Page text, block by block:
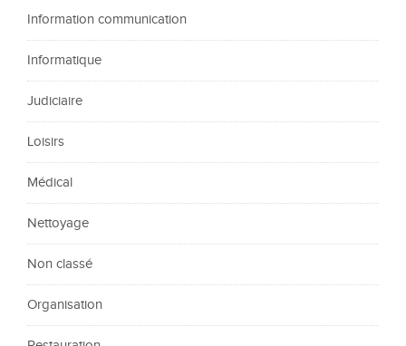
Information communication
Informatique
Judiciaire
Loisirs
Médical
Nettoyage
Non classé
Organisation